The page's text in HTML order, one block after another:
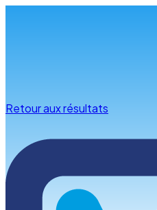
Retour aux résultats